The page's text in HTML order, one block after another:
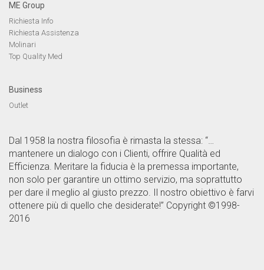
ME Group
Richiesta Info
Richiesta Assistenza
Molinari
Top Quality Med
Business
Outlet
Dal 1958 la nostra filosofia è rimasta la stessa: “…
mantenere un dialogo con i Clienti, offrire Qualità ed
Efficienza. Meritare la fiducia è la premessa importante,
non solo per garantire un ottimo servizio, ma soprattutto
per dare il meglio al giusto prezzo. Il nostro obiettivo è farvi
ottenere più di quello che desiderate!” Copyright ©1998-
2016